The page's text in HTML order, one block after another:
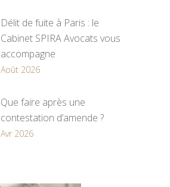
Délit de fuite à Paris : le
Cabinet SPIRA Avocats vous
accompagne
Août 2026
Que faire après une
contestation d’amende ?
Avr 2026